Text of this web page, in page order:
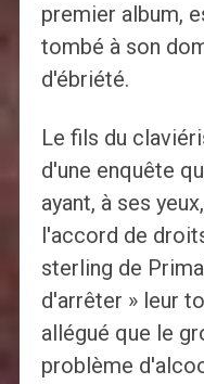
premier album,
tombé à son
d'ébriété.
Le fils du
d'une enquête
ayant, à ses
l'accord de
sterling de
d'arrêter » leur
allégué que le
problème